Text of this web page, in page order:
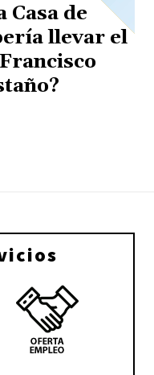
Casa de
llevar el